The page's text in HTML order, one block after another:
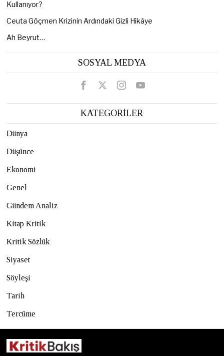
Kullanıyor?
Ceuta Göçmen Krizinin Ardındaki Gizli Hikâye
Ah Beyrut…
SOSYAL MEDYA
KATEGORİLER
Dünya
Düşünce
Ekonomi
Genel
Gündem Analiz
Kitap Kritik
Kritik Sözlük
Siyaset
Söyleşi
Tarih
Tercüme